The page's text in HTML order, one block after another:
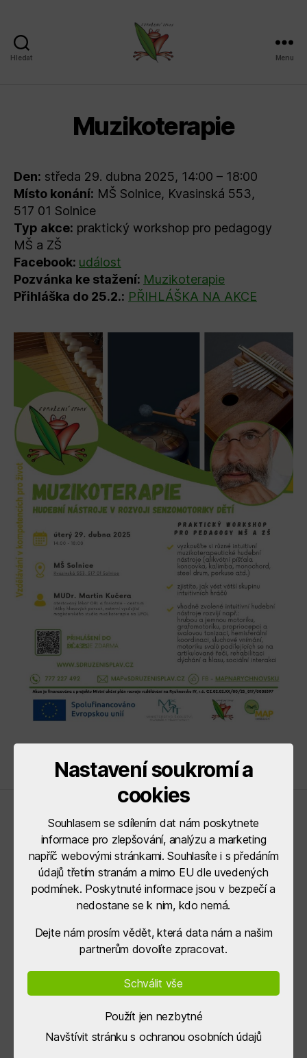
Hledat Menu
Muzikoterapie
Den: středa 29. dubna 2025, 14:00 – 18:00
Místo konání: MŠ Solnice, Kvasinská 553,
517 01 Solnice
Typ akce: praktický workshop pro pedagogy
MŠ a ZŠ
Facebook: událost
Pozvánka ke stažení: Muzikoterapie
Přihláška do 25.2.: PŘIHLÁŠKA NA AKCE
Řídící orgány
Nastavení soukromí a
cookies
Souhlasem se sdílením dat nám poskytnete
informace pro zlepšování, analýzu a marketing
napříč webovými stránkami. Souhlasíte i s předáním
údajů třetím stranám a mimo EU dle uvedených
podmínek. Poskytnuté informace jsou v bezpečí a
nedostane se k nim, kdo nemá.
Dejte nám prosím vědět, která data nám a našim
partnerům dovolíte zpracovat.
Schválit vše
Použít jen nezbytné
Navštívit stránku s ochranou osobních údajů